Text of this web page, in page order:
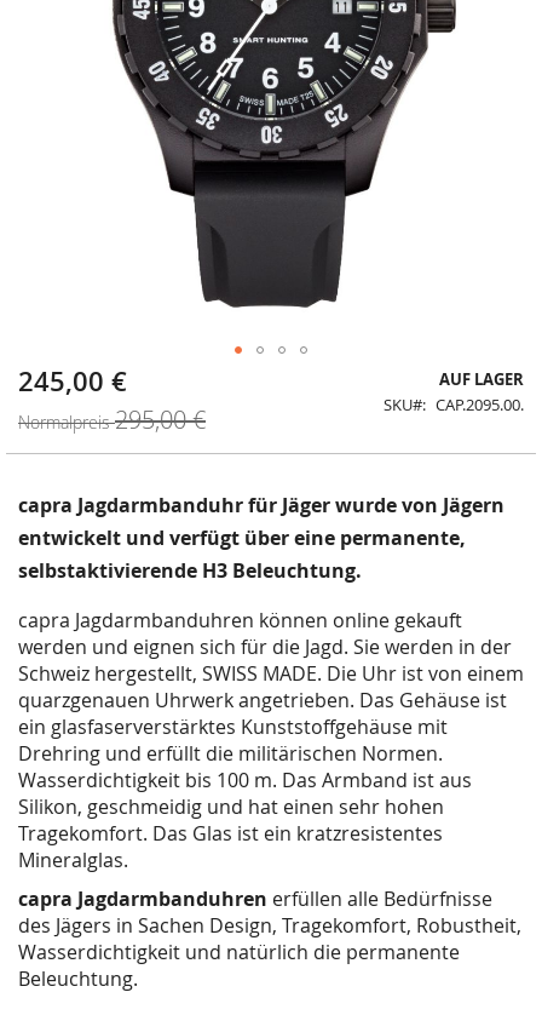
Sonderangebot
245,00 €
Normalpreis 295,00 €
AUF LAGER
SKU
CAP.2095.00.
capra Jagdarmbanduhr für Jäger wurde von Jägern
entwickelt und verfügt über eine permanente,
selbstaktivierende H3 Beleuchtung.
capra Jagdarmbanduhren können online gekauft
werden und eignen sich für die Jagd. Sie werden in der
Schweiz hergestellt, SWISS MADE. Die Uhr ist von einem
quarzgenauen Uhrwerk angetrieben. Das Gehäuse ist
ein glasfaserverstärktes Kunststoffgehäuse mit
Drehring und erfüllt die militärischen Normen.
Wasserdichtigkeit bis 100 m. Das Armband ist aus
Silikon, geschmeidig und hat einen sehr hohen
Tragekomfort. Das Glas ist ein kratzresistentes
Mineralglas.
capra Jagdarmbanduhren erfüllen alle Bedürfnisse
des Jägers in Sachen Design, Tragekomfort, Robustheit,
Wasserdichtigkeit und natürlich die permanente
Beleuchtung.
Zum
Anfang
der